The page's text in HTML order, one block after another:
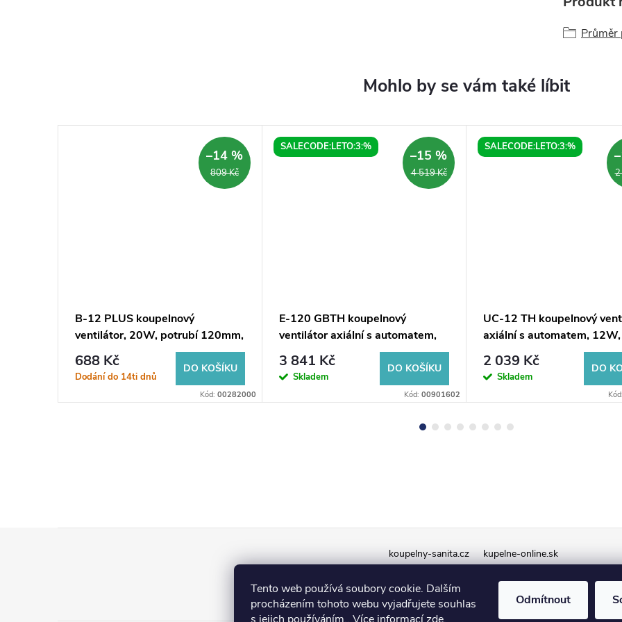
Tento web používá soubory cookie. Dalším
procházením tohoto webu vyjadřujete souhlas
Odmítnout
809 Kč
–14 %
B-12 PLUS koupelnový
ventilátor, 20W, potrubí 120mm,
bílá
688 Kč
Dodání do 14ti dnů
DO KOŠÍKU
Kód: 00282000
SALECODE:LETO:3:%
4 519 Kč
–15 %
E-120 GBTH koupelnový
ventilátor axiální s automatem,
6W/11W, potrubí 120mm, černá
3 841 Kč
Skladem
DO KOŠÍKU
Kód: 00901602
SALECODE:LETO:3:%
2
UC-12 TH koupelnový
axiální s automatem, 12W,
potrubí 120mm, černá
2 039 Kč
Skladem
DO
Kód:
koupelny-sanita.cz kupelne-online.sk